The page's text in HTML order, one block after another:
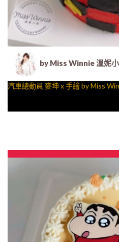
by Miss Winnie 溫妮
汽車總動員 麥坤 x 手繪 by Miss